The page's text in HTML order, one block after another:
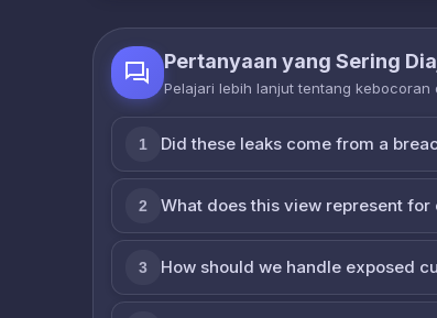
Pertanyaan yang Sering
Pelajari lebih lanjut tentang
1 Did these leaks come from a
2 What does this view represent for
3 How should we handle exposed